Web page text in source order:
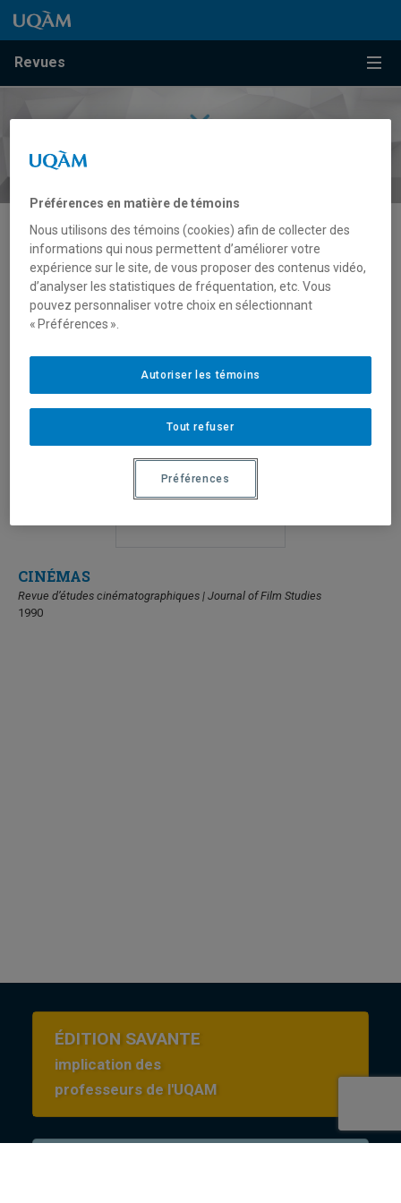
Passer au contenu
Accéder au menu principal
Accéder à la recherche
Passer au contenu
Accéder au menu principal
Revues
ÉDITION SAVANTE
implication des
professeurs de l'UQAM
Pratiques audiovisuelles
documentaires
CINÉMAS
Revue d’études cinématographiques | Journal of Film Studies
1990
Préférences en matière de témoins
Nous utilisons des témoins (cookies) afin de collecter des
informations qui nous permettent d’améliorer votre
expérience sur le site, de vous proposer des contenus vidéo,
d’analyser les statistiques de fréquentation, etc. Vous
pouvez personnaliser votre choix en sélectionnant
« Préférences ».
Tout refuser
Autoriser les témoins
Préférences